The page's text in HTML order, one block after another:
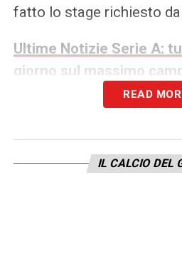
fatto lo stage richiesto
Ultime Notizie Serie A:
giorno sul massimo
READ
IL CALCIO DEL